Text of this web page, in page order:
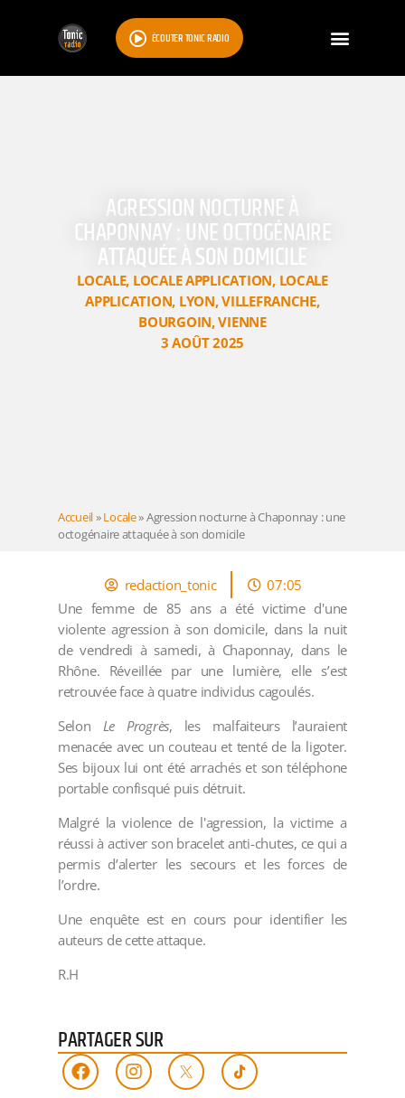
ÉCOUTER TONIC RADIO
AGRESSION NOCTURNE À
CHAPONNAY : UNE OCTOGÉNAIRE
ATTAQUÉE À SON DOMICILE
LOCALE, LOCALE APPLICATION, LOCALE
APPLICATION, LYON,VILLEFRANCHE,
BOURGOIN,VIENNE
3 AOÛT 2025
Accueil»Locale»Agression nocturne à Chaponnay : une
octogénaire attaquée à son domicile
redaction_tonic
07:05
Une femme de 85 ans a été victime d'une
violente agression à son domicile, dans la nuit
de vendredi à samedi, à Chaponnay, dans le
Rhône. Réveillée par une lumière, elle s’est
retrouvée face à quatre individus cagoulés.
Selon Le Progrès, les malfaiteurs l’auraient
menacée avec un couteau et tenté de la ligoter.
Ses bijoux lui ont été arrachés et son téléphone
portable confisqué puis détruit.
Malgré la violence de l'agression, la victime a
réussi à activer son bracelet anti-chutes, ce qui a
permis d’alerter les secours et les forces de
l’ordre.
Une enquête est en cours pour identifier les
auteurs de cette attaque.
R.H
PARTAGER SUR